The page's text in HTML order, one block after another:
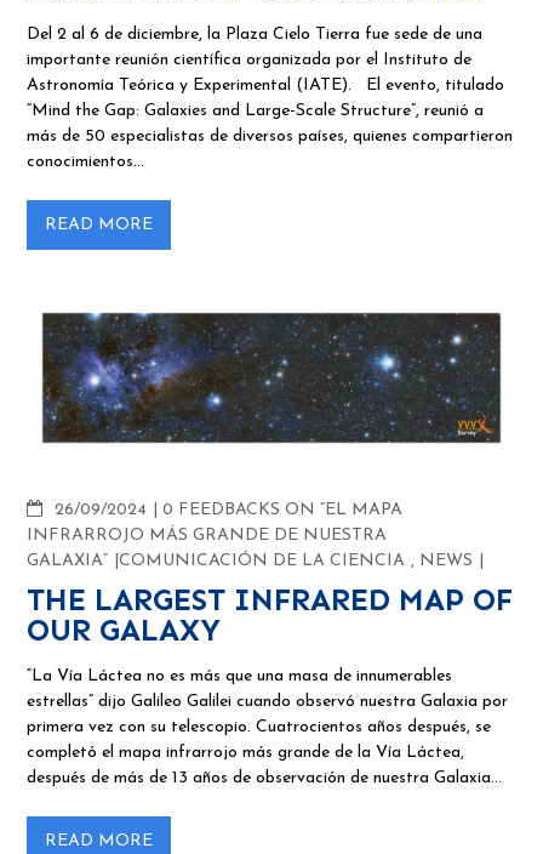
Del 2 al 6 de diciembre, la Plaza Cielo Tierra fue sede de una
importante reunión científica organizada por el Instituto de
Astronomía Teórica y Experimental (IATE). El evento, titulado
“Mind the Gap: Galaxies and Large-Scale Structure”, reunió a
más de 50 especialistas de diversos países, quienes compartieron
conocimientos…
READ MORE
26/09/2024 COMMENTS
0 FEEDBACKS ON “EL MAPA
INFRARROJO MÁS GRANDE DE NUESTRA
GALAXIA”
COMUNICACIÓN DE LA CIENCIA , NEWS
THE LARGEST INFRARED MAP OF
OUR GALAXY
“La Vía Láctea no es más que una masa de innumerables
estrellas” dijo Galileo Galilei cuando observó nuestra Galaxia por
primera vez con su telescopio. Cuatrocientos años después, se
completó el mapa infrarrojo más grande de la Vía Láctea,
después de más de 13 años de observación de nuestra Galaxia…
READ MORE